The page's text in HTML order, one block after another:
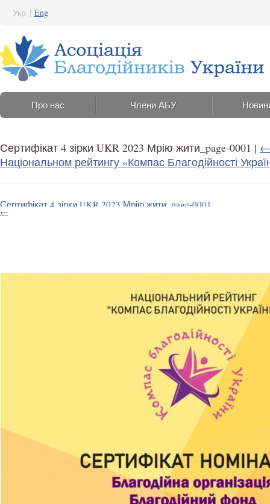
Укр | Eng
Про нас Члени АБУ
Сертифікат 4 зірки UKR 2023 Мрію жити_page-0001 |
Національном рейтингу «Компас Благодійності
Сертифікат 4 зірки UKR 2023 Мрію жити_page-0001
6 Квітня 2023 11:42
←